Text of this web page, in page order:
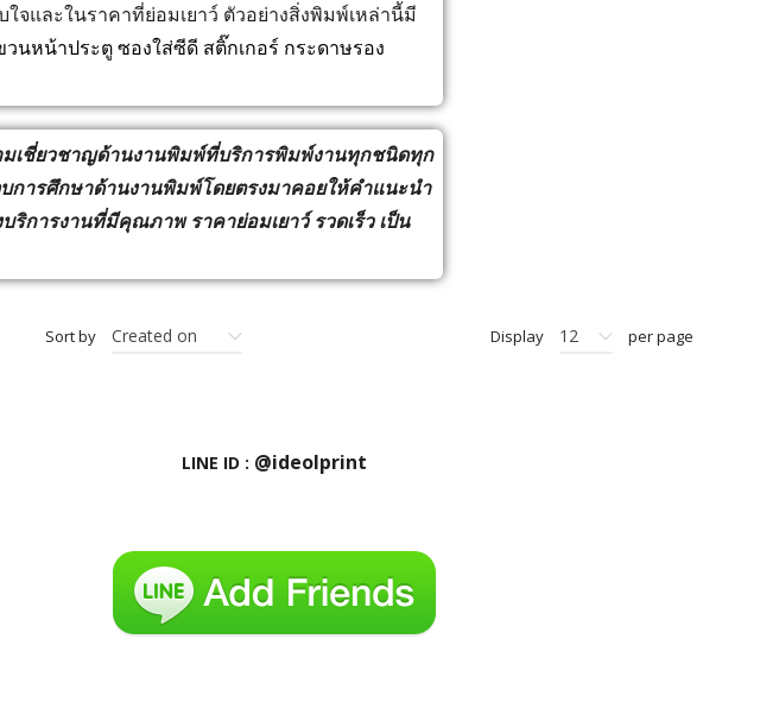
และในราคาที่ย่อมเยาว์ ตัวอย่างสิ่งพิมพ์เหล่านี้มี
นหน้าประตู ซองใส่ซีดี สติ๊กเกอร์ กระดาษรอง
เชี่ยวชาญด้านงานพิมพ์ที่บริการพิมพ์งานทุกชนิดทุก
การศึกษาด้านงานพิมพ์โดยตรงมาคอยให้คำแนะนำ
ารงานที่มีคุณภาพ ราคาย่อมเยาว์ รวดเร็ว เป็น
Sort by Created on Display 12 per page
LINE ID : @ideolprint